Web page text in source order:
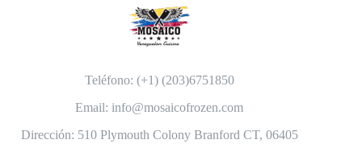
Teléfono: (+1) (203)6751850
Email: info@mosaicofrozen.com
Dirección: 510 Plymouth Colony Branford CT, 06405